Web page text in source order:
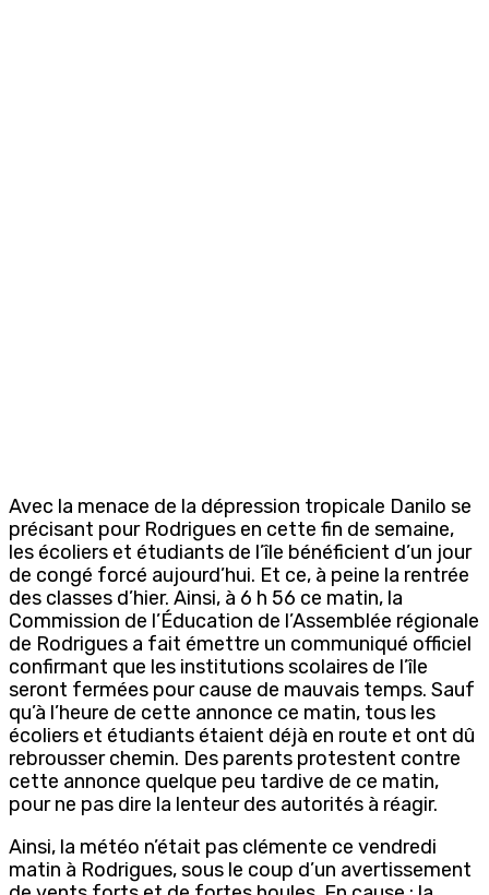
Avec la menace de la dépression tropicale Danilo se
précisant pour Rodrigues en cette fin de semaine,
les écoliers et étudiants de l’île bénéficient d’un jour
de congé forcé aujourd’hui. Et ce, à peine la rentrée
des classes d’hier. Ainsi, à 6 h 56 ce matin, la
Commission de l’Éducation de l’Assemblée régionale
de Rodrigues a fait émettre un communiqué officiel
confirmant que les institutions scolaires de l’île
seront fermées pour cause de mauvais temps. Sauf
qu’à l’heure de cette annonce ce matin, tous les
écoliers et étudiants étaient déjà en route et ont dû
rebrousser chemin. Des parents protestent contre
cette annonce quelque peu tardive de ce matin,
pour ne pas dire la lenteur des autorités à réagir.
Ainsi, la météo n’était pas clémente ce vendredi
matin à Rodrigues, sous le coup d’un avertissement